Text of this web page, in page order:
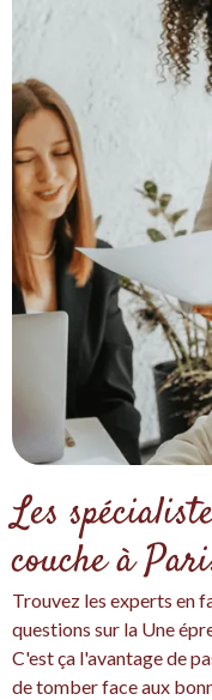
Les
couche à
Trouvez les experts en
questions sur la Une
C'est ça l'avantage de
de tomber face aux